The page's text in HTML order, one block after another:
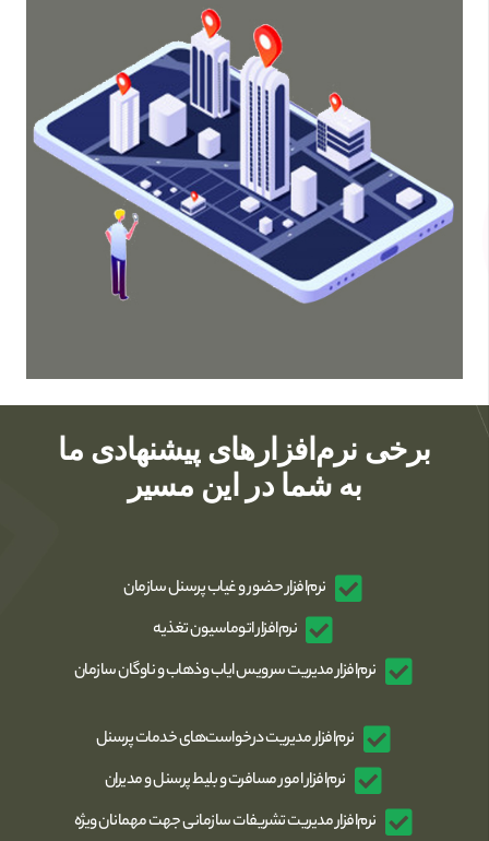
برخی نرم‌افزارهای پیشنهادی ما
به شما در این مسیر
نرم‌افزار حضور و غیاب پرسنل سازمان
نرم‌افزار اتوماسیون تغذیه
نرم‌افزار مدیریت سرویس ایاب وذهاب و ناوگان سازمان
نرم‌افزار مدیریت درخواست‌های خدمات پرسنل
نرم‌افزار امور مسافرت و بلیط پرسنل و مدیران
نرم‌افزار مدیریت تشریفات سازمانی جهت مهمانان ویژه